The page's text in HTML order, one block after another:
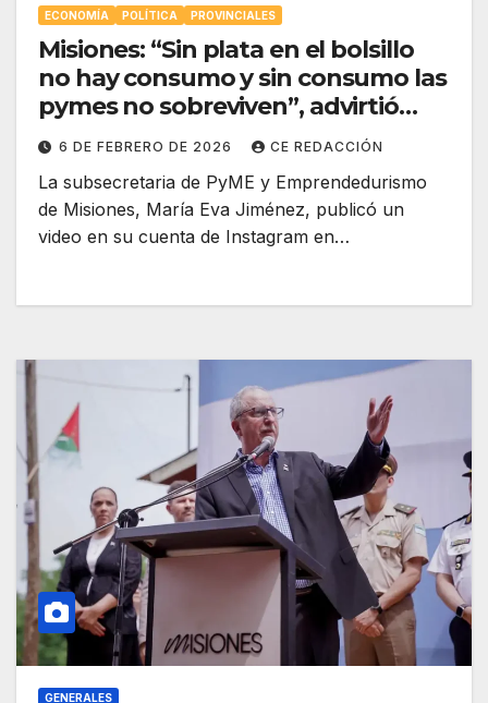
ECONOMÍA POLÍTICA PROVINCIALES
Misiones: “Sin plata en el bolsillo
no hay consumo y sin consumo las
pymes no sobreviven”, advirtió
María Eva Jiménez al criticar el
ajuste del gobierno nacional
6 DE FEBRERO DE 2026 CE REDACCIÓN
La subsecretaria de PyME y Emprendedurismo
de Misiones, María Eva Jiménez, publicó un
video en su cuenta de Instagram en…
GENERALES